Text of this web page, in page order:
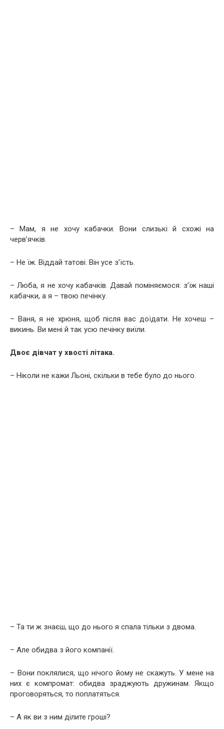
– Мам, я не хочу кабачки. Вони слизькі й схожі на
черв’ячків.
– Не їж. Віддай татові. Він усе з’їсть.
– Люба, я не хочу кабачків. Давай поміняємося: з’їж наші
кабачки, а я – твою печінку.
– Ваня, я не хрюня, щоб після вас доїдати. Не хочеш –
викинь. Ви мені й так усю печінку виїли.
Двоє дівчат у хвості літака.
– Ніколи не кажи Льоні, скільки в тебе було до нього.
– Та ти ж знаєш, що до нього я спaла тільки з двома.
– Але обидва з його компанії.
– Вони поклялися, що нічого йому не скажуть. У мене на
них є компромат: обидва зраджують дружинам. Якщо
проговоряться, то поплатяться.
– А як ви з ним ділите гроші?